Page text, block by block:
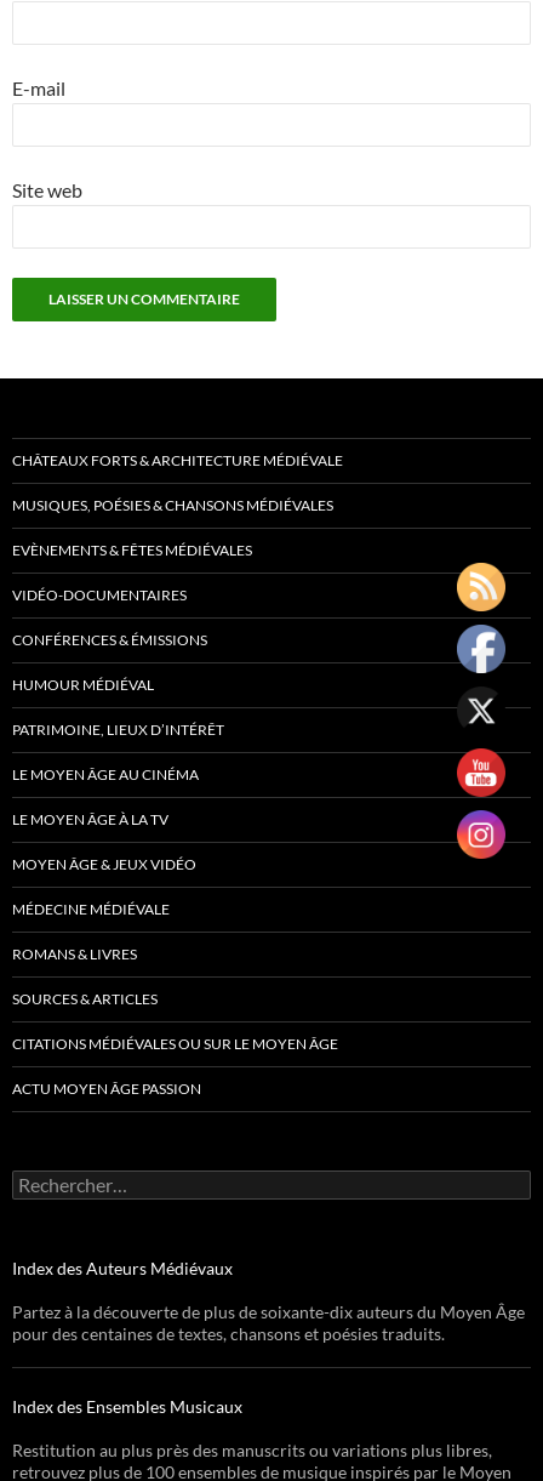
E-mail
Site web
CHÂTEAUX FORTS & ARCHITECTURE MÉDIÉVALE
MUSIQUES, POÉSIES & CHANSONS MÉDIÉVALES
EVÈNEMENTS & FÊTES MÉDIÉVALES
VIDÉO-DOCUMENTAIRES
CONFÉRENCES & ÉMISSIONS
HUMOUR MÉDIÉVAL
PATRIMOINE, LIEUX D’INTÉRÊT
LE MOYEN ÂGE AU CINÉMA
LE MOYEN ÂGE À LA TV
MOYEN ÂGE & JEUX VIDÉO
MÉDECINE MÉDIÉVALE
ROMANS & LIVRES
SOURCES & ARTICLES
CITATIONS MÉDIÉVALES OU SUR LE MOYEN ÂGE
ACTU MOYEN ÂGE PASSION
Rechercher :
Index des Auteurs Médiévaux
Partez à la découverte de plus de soixante-dix auteurs du Moyen Âge
pour des centaines de textes, chansons et poésies traduits.
Index des Ensembles Musicaux
Restitution au plus près des manuscrits ou variations plus libres,
retrouvez plus de 100 ensembles de musique inspirés par le Moyen